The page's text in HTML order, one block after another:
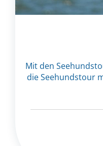
Mit den
die Seehundstour